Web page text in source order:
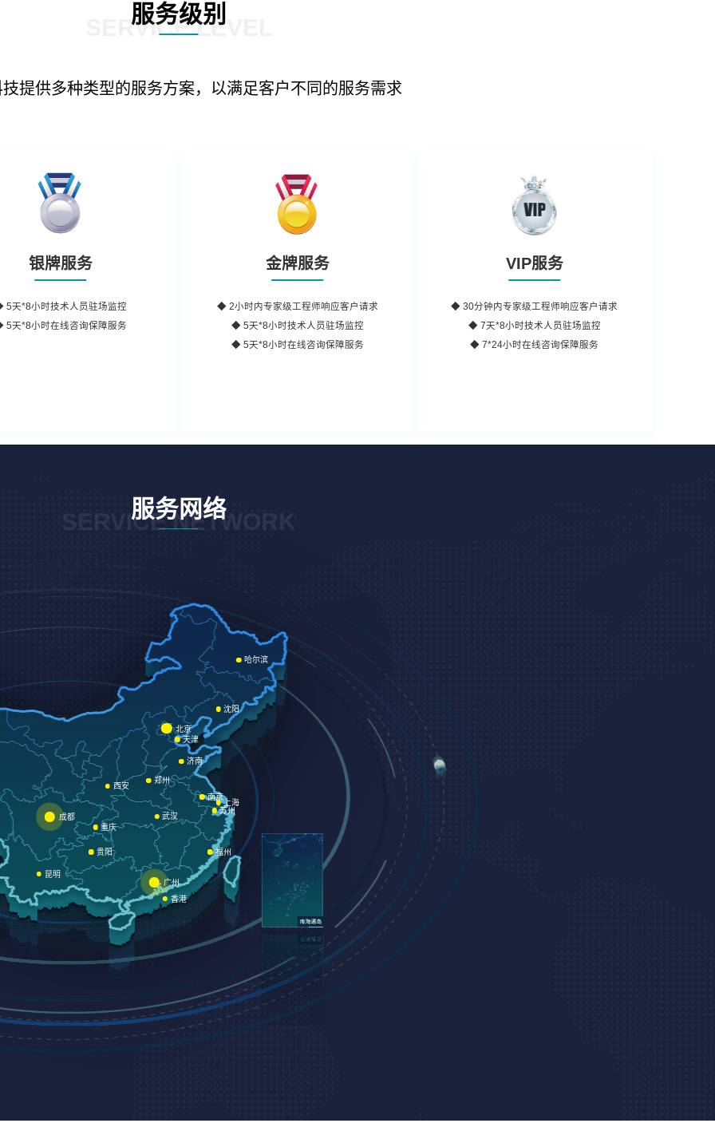
服务级别
SERVICE LEVEL
提供多种类型的服务方案，以满足客户不同的服务需求
银牌服务
5天*8小时技术人员驻场监控
5天*8小时在线咨询保障服务
金牌服务
◆ 2小时内专家级工程师响应客户请求
◆ 5天*8小时技术人员驻场监控
◆ 5天*8小时在线咨询保障服务
VIP服务
◆ 30分钟内专家级工程师响应客户请求
◆ 7天*8小时技术人员驻场监控
◆ 7*24小时在线咨询保障服务
服务网络
SERVICE NETWORK
苏州
南京
天津
哈尔滨
北京
沈阳
济南
西安
郑州
上海
武汉
贵阳
重庆
成都
昆明
广州
福州
香港